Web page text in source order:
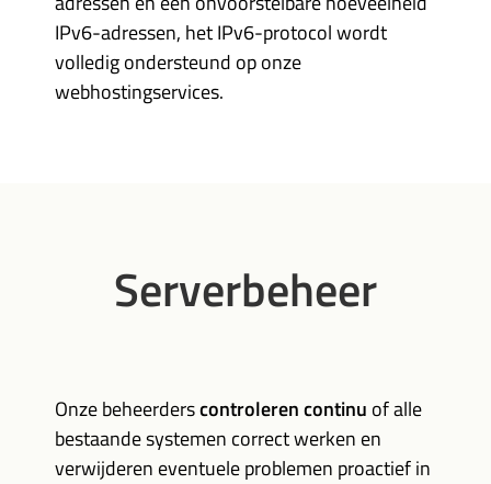
IPv6-adressen, het IPv6-protocol wordt
volledig ondersteund op onze
webhostingservices.
Serverbeheer
Onze beheerderscontroleren continu of alle
bestaande systemen correct werken en
verwijderen eventuele problemen proactief in